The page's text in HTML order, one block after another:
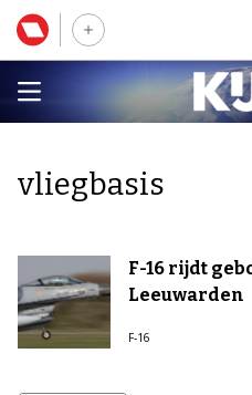
vliegbasis
F-16 rijdt
Leeuwarden
F-16